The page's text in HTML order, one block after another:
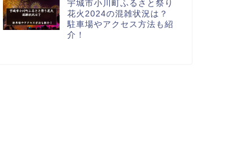
宇城市小川町ふるさと祭り
花火2024の混雑状況は？
駐車場やアクセス方法も紹
介！